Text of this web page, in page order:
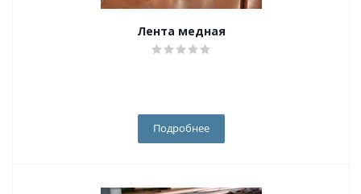
Лента медная
Подробнее